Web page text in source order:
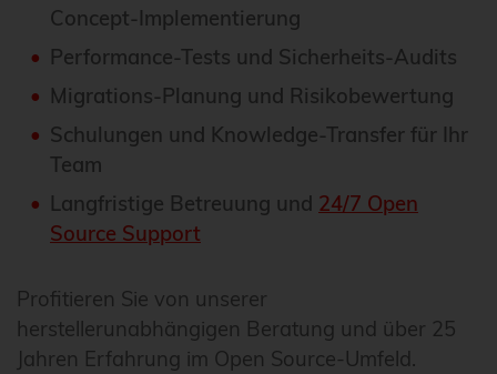
Concept-Implementierung
Performance-Tests und Sicherheits-Audits
Migrations-Planung und Risikobewertung
Schulungen und Knowledge-Transfer für Ihr
Team
Langfristige Betreuung und 24/7 Open
Source Support
Profitieren Sie von unserer
herstellerunabhängigen Beratung und über 25
Jahren Erfahrung im Open Source-Umfeld.